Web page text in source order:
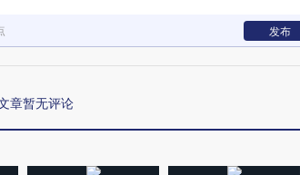
发布
章暂无评论